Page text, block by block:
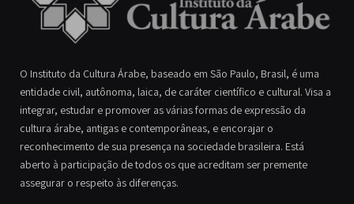
O Instituto da Cultura Árabe, baseado em São Paulo, Brasil, é uma
entidade civil, autônoma, laica, de caráter científico e cultural. Visa a
integrar, estudar e promover as várias formas de expressão da
cultura árabe, antigas e contemporâneas, e encorajar o
reconhecimento de sua presença na sociedade brasileira. Está
aberto à participação de todos os que acreditam ser premente
assegurar o respeito às diferenças.